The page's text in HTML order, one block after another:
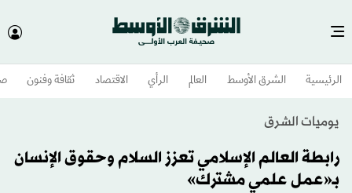
الرئيسية الشرق الأوسط​ العالم الرأي الاقتصاد ثقافة وفنون
يوميات الشرق
رابطة العالم الإسلامي تعزز السلام وحقوق الإنسان
بـ«عمل علمي مشترك»